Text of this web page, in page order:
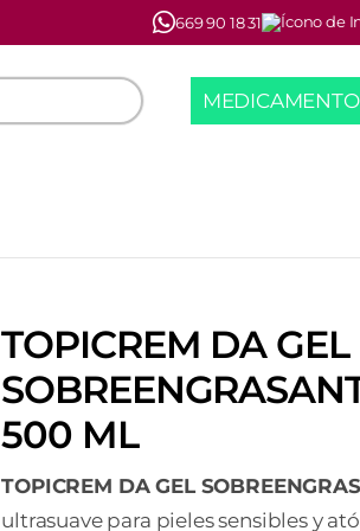
669 90 18 31
TOPICREM DA GEL
500 ML
TOPICREM DA GEL
ultrasuave para pieles sensibles y